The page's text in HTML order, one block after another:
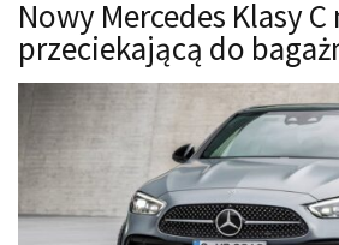
Technika jazdy
Oświetlenie
Kalkulatory
Przelicznik mocy
Auto z niemiec
Galerie
Nowy Mercedes Klasy
przeciekającą do